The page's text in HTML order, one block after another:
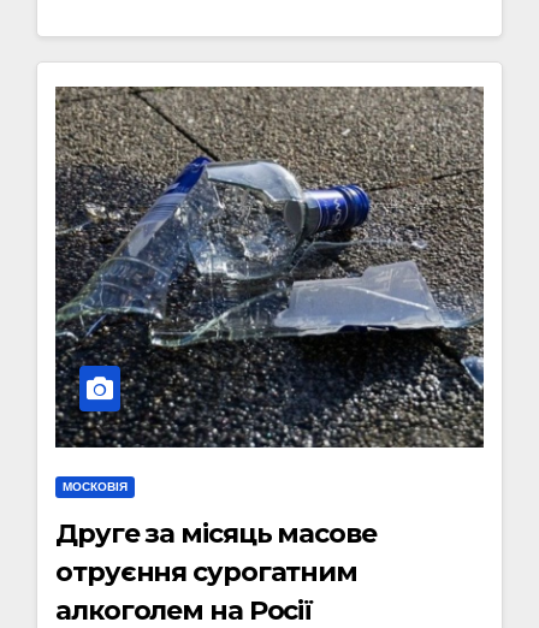
МОСКОВІЯ
Друге за місяць масове
отруєння сурогатним
алкоголем на Росії